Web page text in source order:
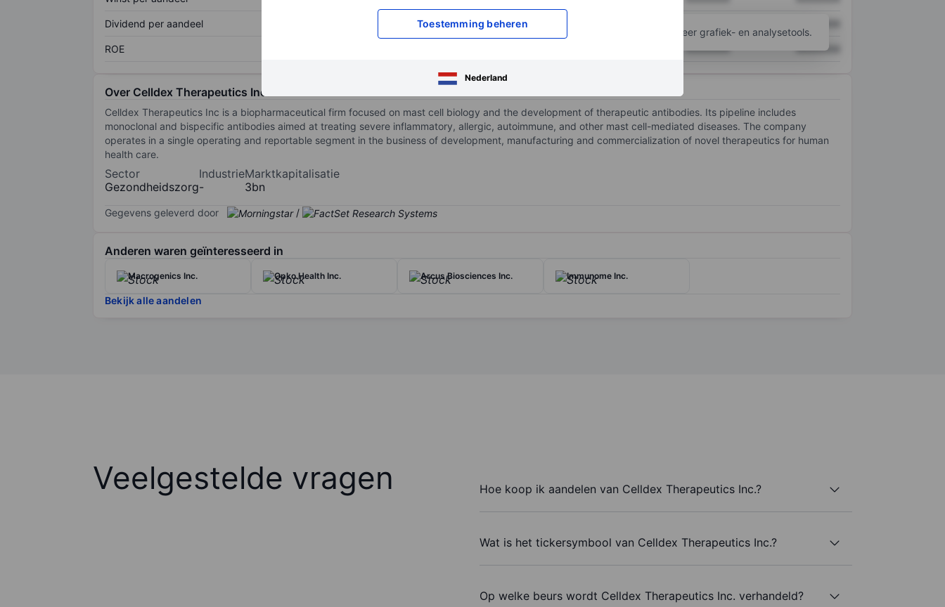
Toestemming beheren
Nederland
Dividend per aandeel XXXXXXX
ROE XXXXXXX XXXXXXX
Open een rekening om toegang te krijgen tot meer grafiek- en analysetools.
Over Celldex Therapeutics Inc.
Celldex Therapeutics Inc is a biopharmaceutical firm focused on mast cell biology and the development of therapeutic antibodies. Its pipeline includes
monoclonal and bispecific antibodies aimed at treating severe inflammatory, allergic, autoimmune, and other mast cell-mediated diseases. The company
operates in a single operating and reportable segment in the business of development, manufacturing and commercialization of novel therapeutics for human
health care.
Sector
Gezondheidszorg
Industrie
-
Marktkapitalisatie
3bn
Gegevens geleverd door /
Anderen waren geïnteresseerd in
Macrogenics Inc. Opko Health Inc. Arcus Biosciences Inc. Immunome Inc.
Bekijk alle aandelen
Veelgestelde vragen Hoe koop ik aandelen van Celldex Therapeutics Inc.?
Wat is het tickersymbool van Celldex Therapeutics Inc.?
Op welke beurs wordt Celldex Therapeutics Inc. verhandeld?